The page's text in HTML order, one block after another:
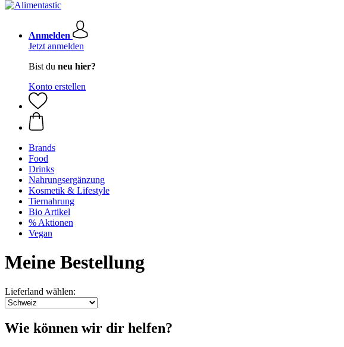
Anmelden
Jetzt anmelden
Bist du neu hier?
Konto erstellen
Brands
Food
Drinks
Nahrungsergänzung
Kosmetik & Lifestyle
Tiernahrung
Bio Artikel
% Aktionen
Vegan
Meine Bestellung
Lieferland wählen:
Wie können wir dir helfen?